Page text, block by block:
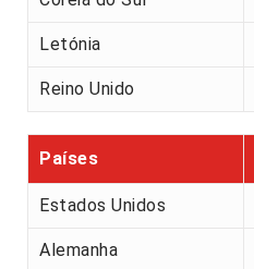
Letónia
Reino Unido
Países
Estados Unidos
Alemanha